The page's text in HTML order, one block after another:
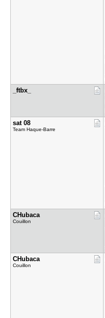
_ftbx_
sat 08
Team Haque-Barre
CHubaca
Couillon
CHubaca
Couillon